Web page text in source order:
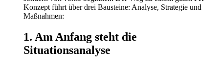
Konzept führt über drei Bausteine: Analyse, Strategie und
Maßnahmen:
1. Am Anfang steht die
Situationsanalyse